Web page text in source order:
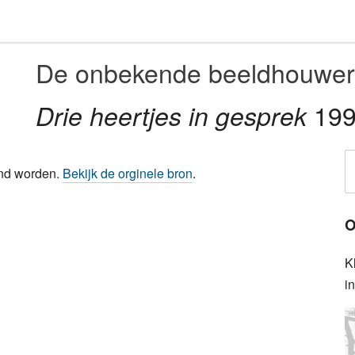
De onbekende beeldhouwer
Drie heertjes in gesprek
worden. Bekijk de orginele bron.